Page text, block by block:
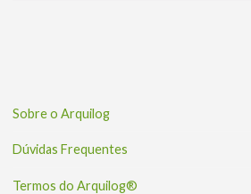
Sobre o Arquilog
Dúvidas Frequentes
Termos do Arquilog®